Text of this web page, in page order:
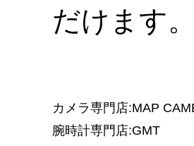
だけます。
カメラ専門店:MAP
腕時計専門店:GMT